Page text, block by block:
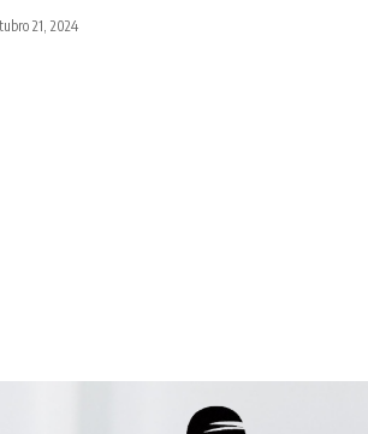
21, 2024